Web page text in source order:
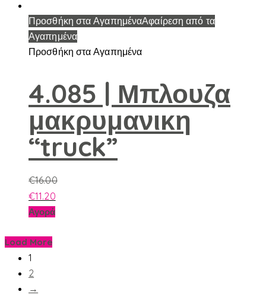
προϊόν
έχει
πολλαπλές
Οι
επιλογές
μπορούν
να
επιλεγούν
στη
σελίδα
προϊόντος
Προσθήκη στα ΑγαπημέναΑφαίρεση από τα
Αγαπημένα
Προσθήκη στα Αγαπημένα
4.085 | Μπλουζα
μακρυμανικη
“truck”
€16.00
€11.20
ΑγοράΑυτό
Load More
1
2
→